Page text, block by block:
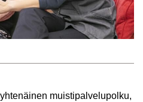
muis­ti­pal­ve­lu­pol­ku,